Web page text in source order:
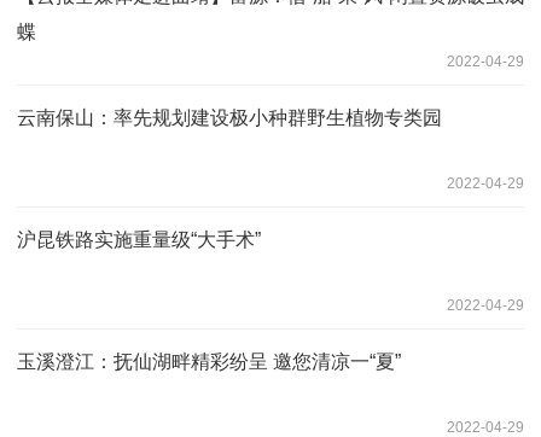
蝶
2022-04-29
云南保山：率先规划建设极小种群野生植物专类园
2022-04-29
沪昆铁路实施重量级“大手术”
2022-04-29
玉溪澄江：抚仙湖畔精彩纷呈 邀您清凉一“夏”
2022-04-29